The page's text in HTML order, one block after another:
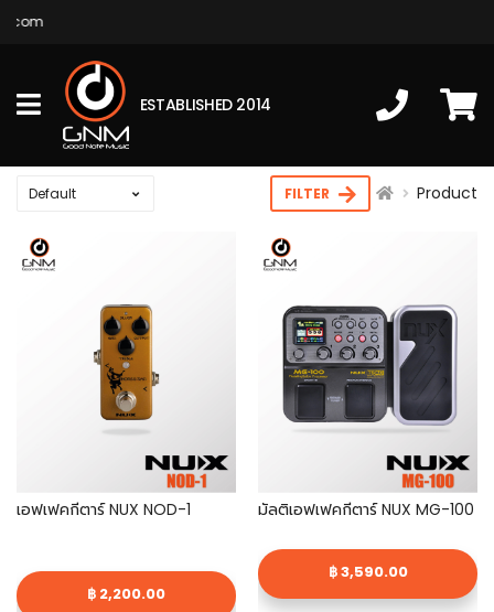
ESTABLISHED 2014
FILTER Product
เอฟเฟคกีตาร์ NUX NOD-1
฿ 2,200.00
มัลติเอฟเฟคกีตาร์ NUX MG-100
฿ 3,590.00